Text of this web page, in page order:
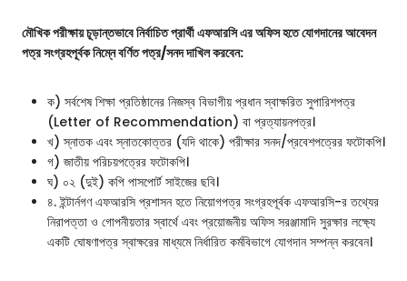
মৌখিক পরীক্ষায় চূড়ান্তভাবে নির্বাচিত প্রার্থী এফআরসি এর অফিস হতে যোগদানের আবেদন
পত্র সংগ্রহপূর্বক নিম্নে বর্ণিত পত্র/সনদ দাখিল করবেন:
ক) সর্বশেষ শিক্ষা প্রতিষ্ঠানের নিজস্ব বিভাগীয় প্রধান স্বাক্ষরিত সুপারিশপত্র
(Letter of Recommendation) বা প্রত্যায়নপত্র।
খ) স্নাতক এবং স্নাতকোত্তর (যদি থাকে) পরীক্ষার সনদ/প্রবেশপত্রের ফটোকপি।
গ) জাতীয় পরিচয়পত্রের ফটোকপি।
ঘ) ০২ (দুই) কপি পাসপোর্ট সাইজের ছবি।
৪. ইন্টার্নগণ এফআরসি প্রশাসন হতে নিয়োগপত্র সংগ্রহপূর্বক এফআরসি-র তথ্যের
নিরাপত্তা ও গোপনীয়তার স্বার্থে এবং প্রয়োজনীয় অফিস সরঞ্জামাদি সুরক্ষার লক্ষ্যে
একটি ঘোষণাপত্র স্বাক্ষরের মাধ্যমে নির্ধারিত কর্মবিভাগে যোগদান সম্পন্ন করবেন।